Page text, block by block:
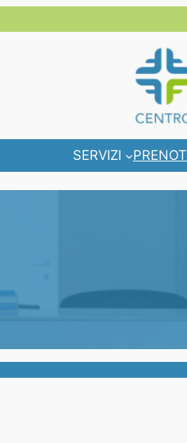
SERVIZI